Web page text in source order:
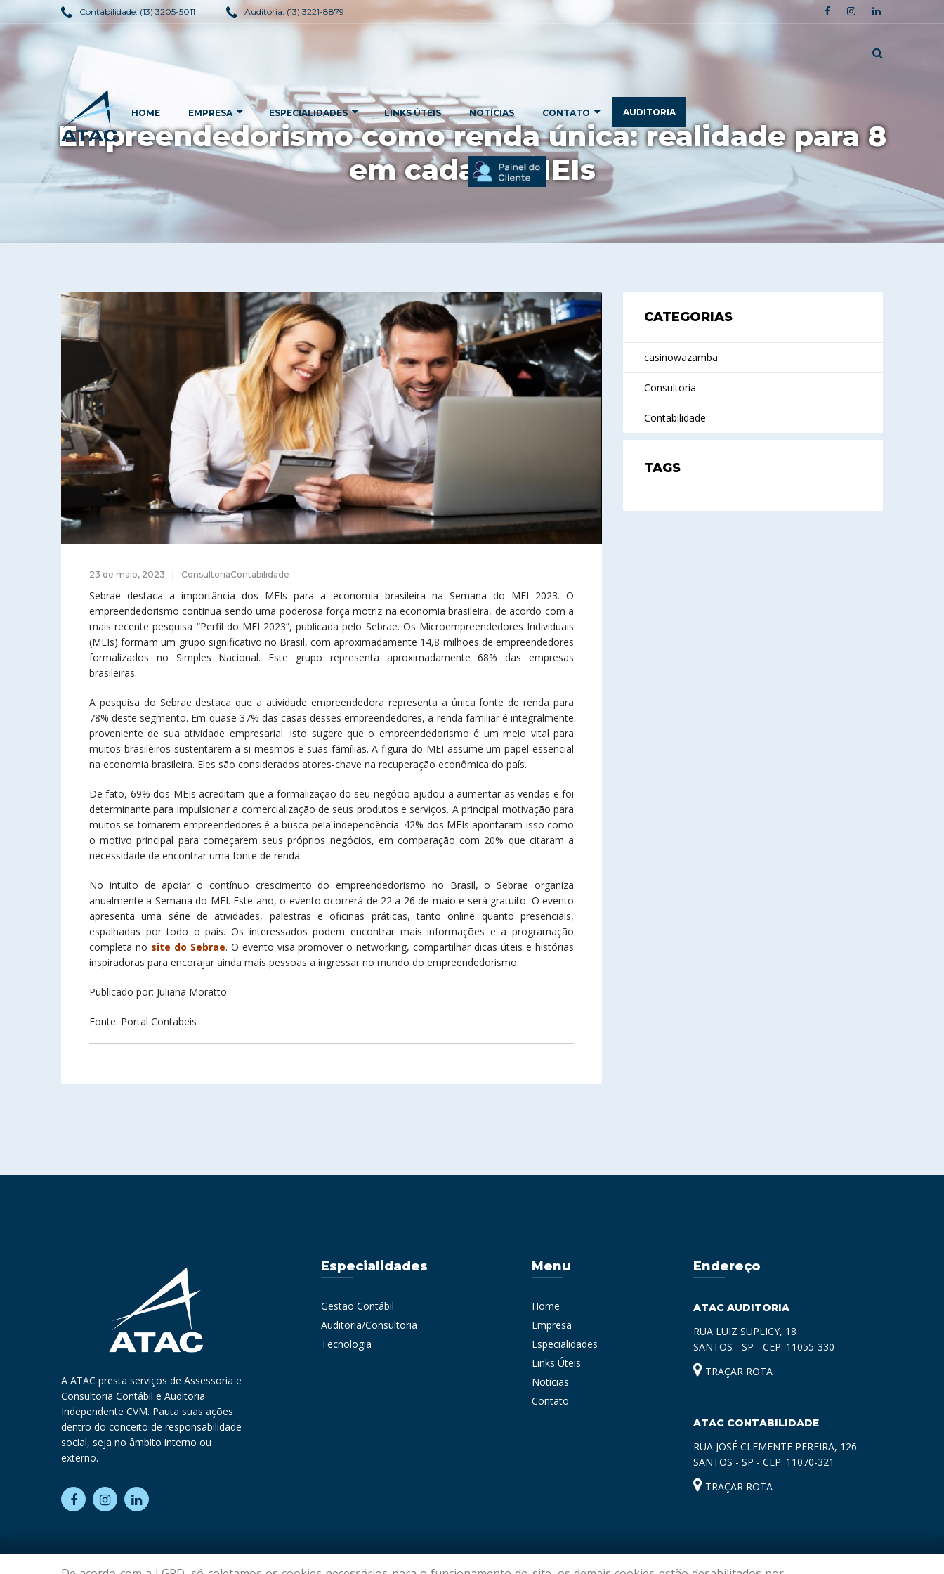
Contabilidade: (13) 3205-5011 Auditoria: (13) 3221-8879
HOME EMPRESA ESPECIALIDADES LINKS ÚTEIS NOTÍCIAS CONTATO AUDITORIA
Empreendedorismo como renda única: realidade para 8
em cada 10 MEIs
23 de maio, 2023 ConsultoriaContabilidade
Sebrae destaca a importância dos MEIs para a economia brasileira na Semana do MEI 2023. O
empreendedorismo continua sendo uma poderosa força motriz na economia brasileira, de acordo com a
mais recente pesquisa “Perfil do MEI 2023”, publicada pelo Sebrae. Os Microempreendedores Individuais
(MEIs) formam um grupo significativo no Brasil, com aproximadamente 14,8 milhões de empreendedores
formalizados no Simples Nacional. Este grupo representa aproximadamente 68% das empresas
brasileiras.
A pesquisa do Sebrae destaca que a atividade empreendedora representa a única fonte de renda para
78% deste segmento. Em quase 37% das casas desses empreendedores, a renda familiar é integralmente
proveniente de sua atividade empresarial. Isto sugere que o empreendedorismo é um meio vital para
muitos brasileiros sustentarem a si mesmos e suas famílias. A figura do MEI assume um papel essencial
na economia brasileira. Eles são considerados atores-chave na recuperação econômica do país.
De fato, 69% dos MEIs acreditam que a formalização do seu negócio ajudou a aumentar as vendas e foi
determinante para impulsionar a comercialização de seus produtos e serviços. A principal motivação para
muitos se tornarem empreendedores é a busca pela independência. 42% dos MEIs apontaram isso como
o motivo principal para começarem seus próprios negócios, em comparação com 20% que citaram a
necessidade de encontrar uma fonte de renda.
No intuito de apoiar o contínuo crescimento do empreendedorismo no Brasil, o Sebrae organiza
anualmente a Semana do MEI. Este ano, o evento ocorrerá de 22 a 26 de maio e será gratuito. O evento
apresenta uma série de atividades, palestras e oficinas práticas, tanto online quanto presenciais,
espalhadas por todo o país. Os interessados podem encontrar mais informações e a programação
completa no site do Sebrae. O evento visa promover o networking, compartilhar dicas úteis e histórias
inspiradoras para encorajar ainda mais pessoas a ingressar no mundo do empreendedorismo.
Publicado por: Juliana Moratto
Fonte: Portal Contabeis
CATEGORIAS
casinowazamba
Consultoria
Contabilidade
TAGS
A ATAC presta serviços de Assessoria e
Consultoria Contábil e Auditoria
Independente CVM. Pauta suas ações
dentro do conceito de responsabilidade
social, seja no âmbito interno ou
externo.
Especialidades
Gestão Contábil
Auditoria/Consultoria
Tecnologia
Menu
Home
Empresa
Especialidades
Links Úteis
Notícias
Contato
Endereço
ATAC AUDITORIA
RUA LUIZ SUPLICY, 18
SANTOS - SP - CEP: 11055-330
TRAÇAR ROTA
ATAC CONTABILIDADE
RUA JOSÉ CLEMENTE PEREIRA, 126
SANTOS - SP - CEP: 11070-321
TRAÇAR ROTA